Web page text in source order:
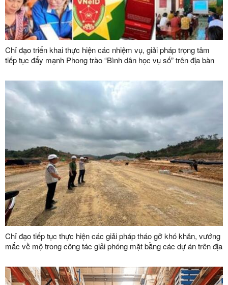
Chỉ đạo triển khai thực hiện các nhiệm vụ, giải pháp trọng tâm
tiếp tục đẩy mạnh Phong trào “Bình dân học vụ số” trên địa bàn
Chỉ đạo tiếp tục thực hiện các giải pháp tháo gỡ khó khăn, vướng
mắc về mộ trong công tác giải phóng mặt bằng các dự án trên địa